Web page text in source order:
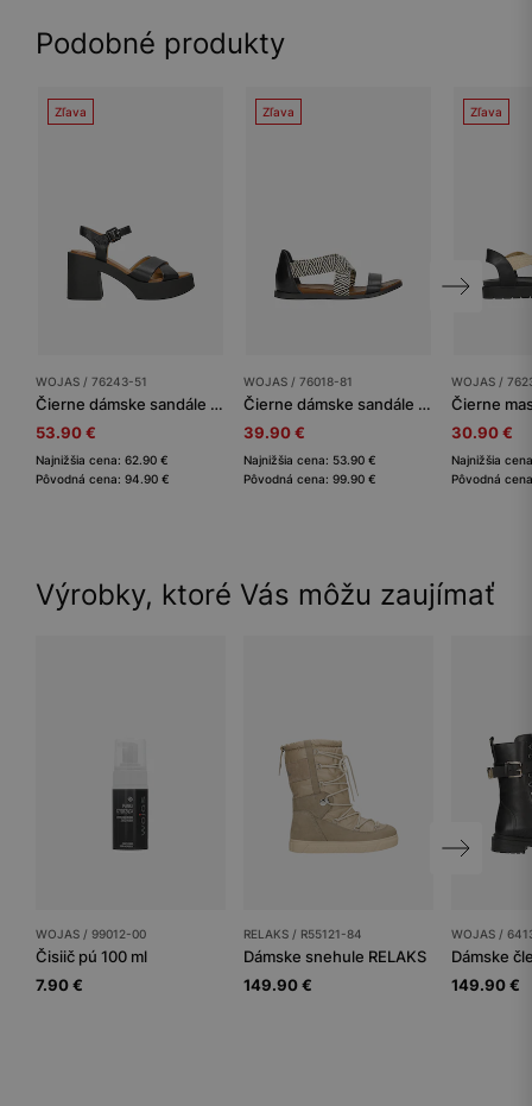
Podobné produkty
Zľava
WOJAS / 76243-51
Čierne dámske sandále na masívnom podpätku
53.90 €
Najnižšia cena: 62.90 €
Pôvodná cena: 94.90 €
Zľava
WOJAS / 76018-81
Čierne dámske sandále so zakrytou pätou a pletanými remienkami
39.90 €
Najnižšia cena: 53.90 €
Pôvodná cena: 99.90 €
Zľava
WOJAS /
30.90 €
Najnižšia
Pôvodná
Výrobky, ktoré Vás môžu zaujímať
WOJAS / 99012-00
Čisiič pú 100 ml
7.90 €
RELAKS / R55121-84
Dámske snehule RELAKS
149.90 €
WOJAS /
149.90 €